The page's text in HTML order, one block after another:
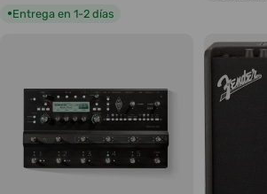
●Entrega en 1-2 días